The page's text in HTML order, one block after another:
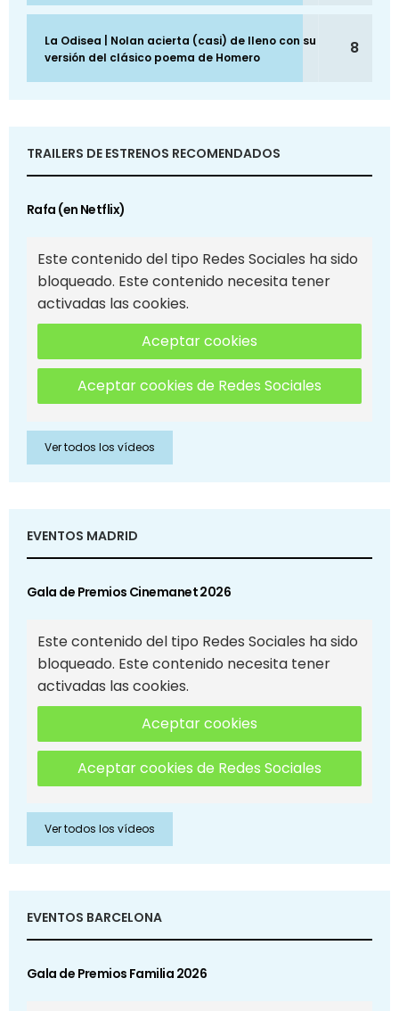
La Odisea | Nolan acierta (casi) de lleno con su
versión del clásico poema de Homero
8
TRAILERS DE ESTRENOS RECOMENDADOS
Rafa (en Netflix)
Este contenido del tipo Redes Sociales ha sido
bloqueado. Este contenido necesita tener
activadas las cookies.
Aceptar cookies
Aceptar cookies de Redes Sociales
Ver todos los vídeos
EVENTOS MADRID
Gala de Premios Cinemanet 2026
Este contenido del tipo Redes Sociales ha sido
bloqueado. Este contenido necesita tener
activadas las cookies.
Aceptar cookies
Aceptar cookies de Redes Sociales
Ver todos los vídeos
EVENTOS BARCELONA
Gala de Premios Familia 2026